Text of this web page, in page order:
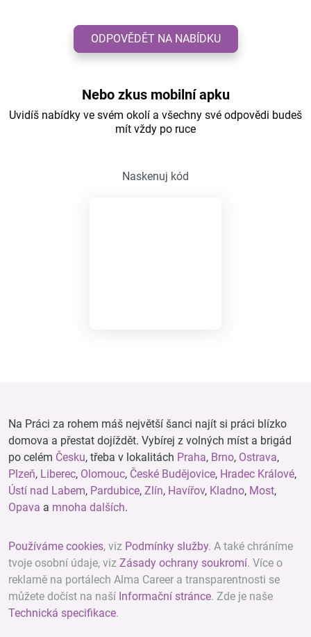
ODPOVĚDĚT NA NABÍDKU
Nebo zkus mobilní apku
Uvidíš nabídky ve svém okolí a všechny své odpovědi budeš
mít vždy po ruce
Naskenuj kód
Na Práci za rohem máš největší šanci najít si práci blízko
domova a přestat dojíždět. Vybírej z volných míst a brigád
po celém Česku, třeba v lokalitách Praha, Brno, Ostrava,
Plzeň, Liberec, Olomouc, České Budějovice, Hradec Králové,
Ústí nad Labem, Pardubice, Zlín, Havířov, Kladno, Most,
Opava a mnoha dalších.
Používáme cookies, viz Podmínky služby. A také chráníme
tvoje osobní údaje, viz Zásady ochrany soukromí. Více o
reklamě na portálech Alma Career a transparentnosti se
můžete dočíst na naší Informační stránce. Zde je naše
Technická specifikace.